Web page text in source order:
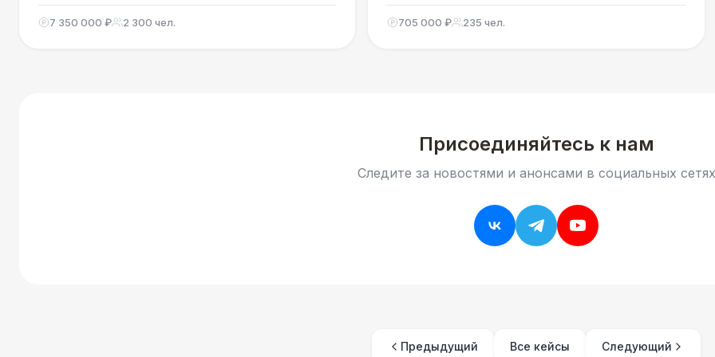
7 350 000 ₽ 2 300 чел.
атмосферу, обеспечили площадку шатрами и
705 000 ₽ 235 чел.
Присоединяйтесь к нам
Следите за новостями и анонсами в социальных сетях
Предыдущий Все кейсы Следующий